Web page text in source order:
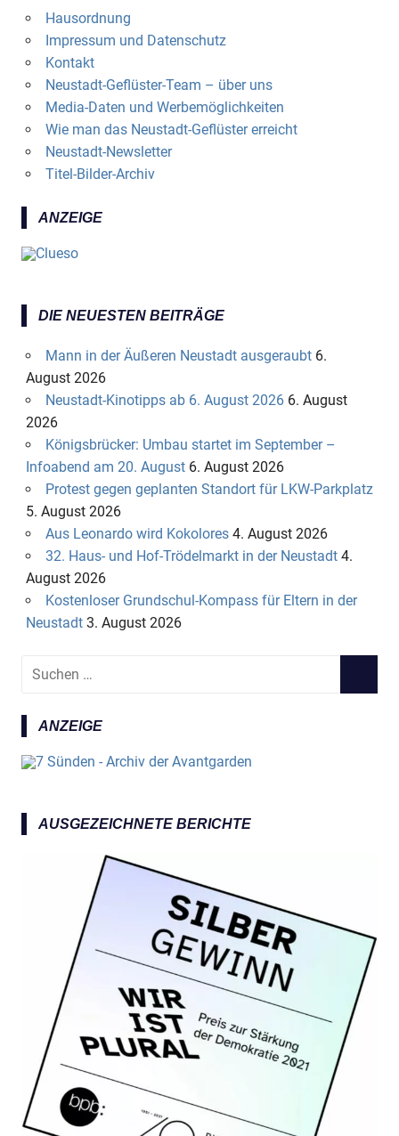
Hausordnung
Impressum und Datenschutz
Kontakt
Neustadt-Geflüster-Team – über uns
Media-Daten und Werbemöglichkeiten
Wie man das Neustadt-Geflüster erreicht
Neustadt-Newsletter
Titel-Bilder-Archiv
ANZEIGE
DIE NEUESTEN BEITRÄGE
Mann in der Äußeren Neustadt ausgeraubt 6.
August 2026
Neustadt-Kinotipps ab 6. August 2026 6. August
2026
Königsbrücker: Umbau startet im September –
Infoabend am 20. August 6. August 2026
Protest gegen geplanten Standort für LKW-Parkplatz
5. August 2026
Aus Leonardo wird Kokolores 4. August 2026
32. Haus- und Hof-Trödelmarkt in der Neustadt 4.
August 2026
Kostenloser Grundschul-Kompass für Eltern in der
Neustadt 3. August 2026
e
ANZEIGE
AUSGEZEICHNETE BERICHTE